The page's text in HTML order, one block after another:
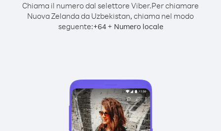
Chiama il numero dal selettore Viber.Per chiamare
Nuova Zelanda da Uzbekistan, chiama nel modo
seguente:+64+ Numero locale